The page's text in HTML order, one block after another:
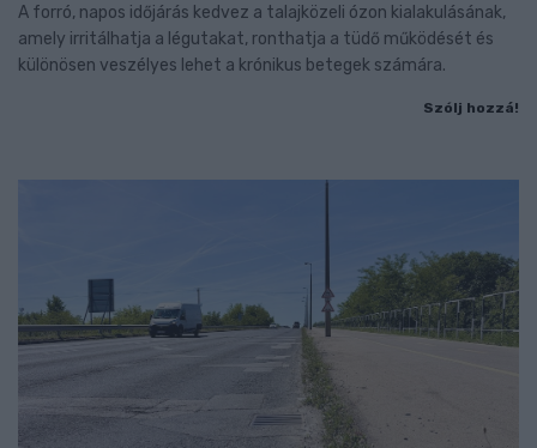
A forró, napos időjárás kedvez a talajközeli ózon kialakulásának,
amely irritálhatja a légutakat, ronthatja a tüdő működését és
különösen veszélyes lehet a krónikus betegek számára.
Szólj hozzá!